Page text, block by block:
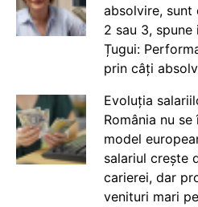
absolvire, sunt
2 sau 3, spune
Țugui:
prin câți
Evoluția
România nu
model
salariul crește
carierei, dar
venituri mari